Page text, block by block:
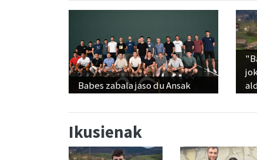
Babes zabala jaso du Ansak
Ikusienak